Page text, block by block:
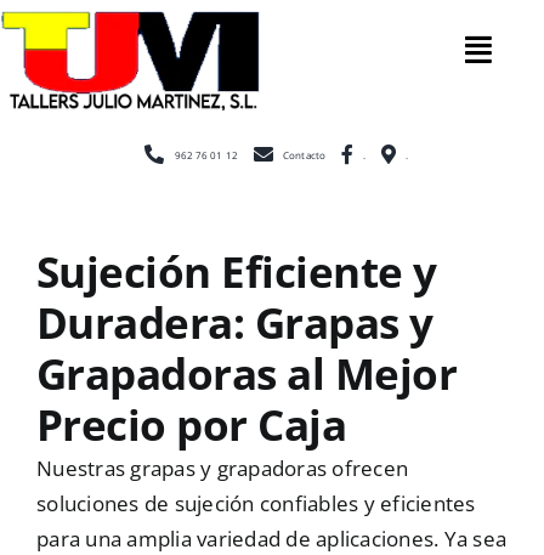
Saltar
contenido
Inicio
Construcción
Cerramientos
Escaleras
962 76 01 12 Contacto
Sujeción Eficiente y
Duradera: Grapas y
Grapadoras al Mejor
Precio por Caja
Nuestras grapas y grapadoras ofrecen
soluciones de sujeción confiables y eficientes
para una amplia variedad de aplicaciones. Ya sea